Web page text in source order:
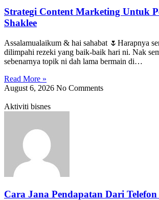
Strategi Content Marketing Untuk
Shaklee
Assalamualaikum & hai sahabat 🌷Harapnya
dilimpahi rezeki yang baik-baik hari ni. Nak
sebenarnya topik ni dah lama bermain di…
Read More »
August 6, 2026 No Comments
Aktiviti bisnes
Cara Jana Pendapatan Dari